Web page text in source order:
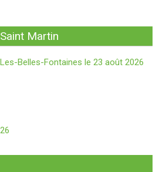
Martin
Belles-Fontaines le 23 août 2026